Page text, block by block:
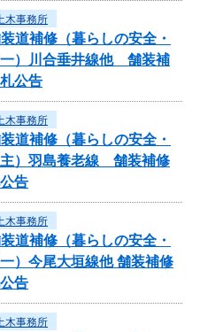
木事務所
道補修（暮らしの安全・
）川合垂井線他 舗装補
公告
木事務所
道補修（暮らしの安全・
）羽島養老線 舗装補修
告
木事務所
道補修（暮らしの安全・
）今尾大垣線他 舗装補修
告
木事務所